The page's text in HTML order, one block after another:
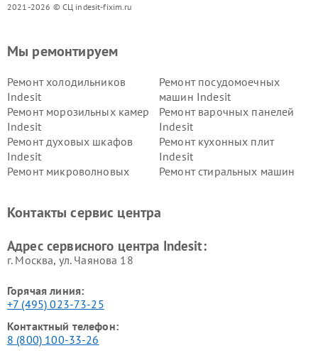
2021-2026 © СЦ indesit-fixim.ru
Мы ремонтируем
Ремонт холодильников
Indesit
Ремонт посудомоечных
машин Indesit
Ремонт морозильных камер
Indesit
Ремонт варочных панелей
Indesit
Ремонт духовых шкафов
Indesit
Ремонт кухонных плит
Indesit
Ремонт микроволновых
Ремонт стиральных машин
Indesit
Indesit
Контакты сервис центра
Адрес сервисного центра Indesit:
г. Москва, ул. Чаянова 18
Горячая линия:
+7 (495) 023-73-25
Контактный телефон:
8 (800) 100-33-26